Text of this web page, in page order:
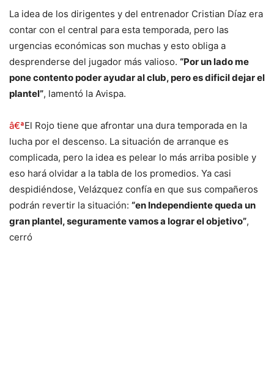
La idea de los dirigentes y del entrenador Cristian Díaz era
contar con el central para esta temporada, pero las
urgencias económicas son muchas y esto obliga a
desprenderse del jugador más valioso. “Por un lado me
pone contento poder ayudar al club, pero es dificil dejar el
plantel”, lamentó la Avispa.
â€ªEl Rojo tiene que afrontar una dura temporada en la
lucha por el descenso. La situación de arranque es
complicada, pero la idea es pelear lo más arriba posible y
eso hará olvidar a la tabla de los promedios. Ya casi
despidiéndose, Velázquez confía en que sus compañeros
podrán revertir la situación: “en Independiente queda un
gran plantel, seguramente vamos a lograr el objetivo”,
cerró